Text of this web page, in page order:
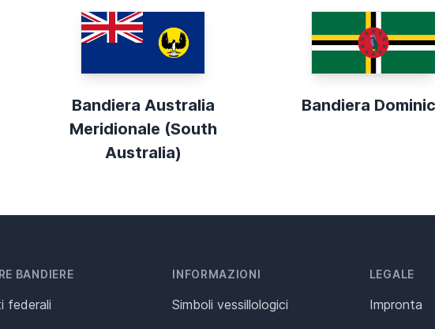
Bandiera Australia
Meridionale (South
Australia)
Bandiera
BANDIERE
federali
INFORMAZIONI
Simboli vessillologici
LEGALE
Impronta